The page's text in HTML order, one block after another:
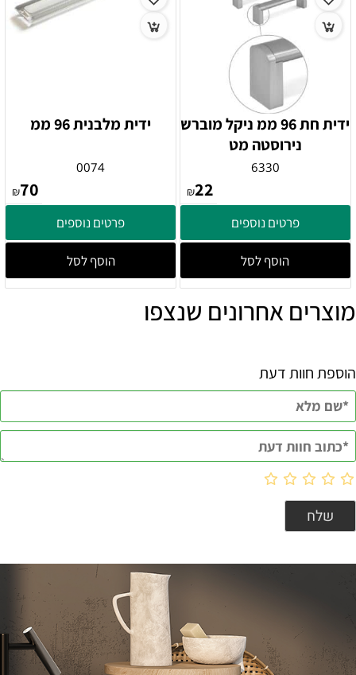
ידית חת 96 ממ ניקל מוברש
נירוסטה מט
6330
₪22
פרטים נוספים
הוסף לסל
ידית מלבנית 96 ממ
0074
₪70
פרטים נוספים
הוסף לסל
מוצרים אחרונים שנצפו
הוספת חוות דעת